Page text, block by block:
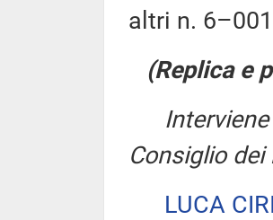
altri n.
(Replica e
Consiglio
LUCA